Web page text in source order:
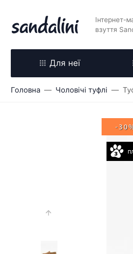
Інтернет-
взуття
Для неї
Головна Чоловічі туфлі
-